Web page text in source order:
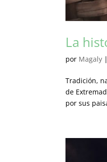
La
por Magaly |
Tradición,
de
por sus